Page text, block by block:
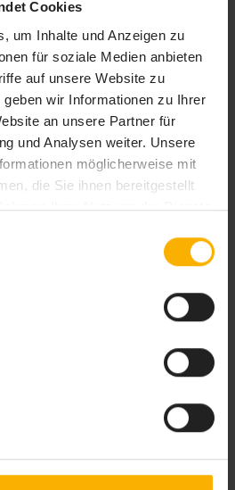
Cookies
um Inhalte und Anzeigen zu
für soziale Medien anbieten
auf unsere Website zu
wir Informationen zu Ihrer
an unsere Partner für
und Analysen weiter. Unsere
möglicherweise mit
die Sie ihnen bereitgestellt
Ihrer Nutzung der Dienste
Webseite weiterhin nutzen.
Damit Ihr Traum vom Auswandern auch